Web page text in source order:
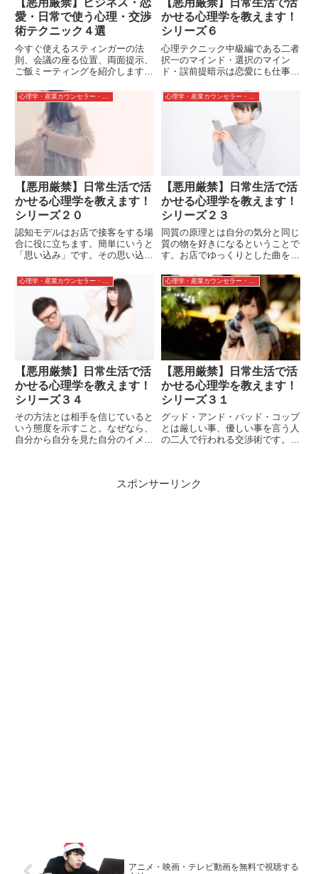
【悪用厳禁】ビジネス・恋
愛・日常で使う心理・交渉
術テクニック４選
今すぐ使えるスティンガーの法
則、会議の座る位置、両面提示、
ご飯ミーティングを紹介します。
ってきます。メリットとデメリッ
トの両方を話した方が相手は信頼
してくれる？ご飯を食べながらの
交渉は上手くいく？
【悪用厳禁】日常生活で活
かせる心理学を教えます！
シリーズ６
心理テクニック中級編である二者
択一のマインド・選択のマイン
ド・誤前提暗示は恋愛にも仕事で
より自分の選んで欲しい事がより
選んで貰える!?めっちゃ簡単なの
にこんなにも効果があるって知っ
て欲しいです！
心理学・産業カウンセラー・カウンセリング
【悪用厳禁】日常生活で活
かせる心理学を教えます！
シリーズ２０
認知モデルはお店で接客をする場
合に役に立ちます。簡単にいうと
「思い込み」です。その思い込み
ことで相手の心は揺らぎ自分の言
葉を受け入れて貰い易くなりま
す。ビジネス、恋愛、日常どこで
も使えるテクニックです。
心理学・産業カウンセラー・カウンセリング
【悪用厳禁】日常生活で活
かせる心理学を教えます！
シリーズ２３
同質の原理とは自分の気分と同じ
質の物を好きになるということで
す。お店でゆっくりとした曲を聴
プテンポの曲だと購買意欲が
40％もあがる？心理学ではこの
ように音楽に関係したものもある
んですね。
【悪用厳禁】日常生活で活
かせる心理学を教えます！
シリーズ３４
その方法とは相手を信じていると
いう態度を示すこと。なぜなら、
自分から自分を見た自分のイメー
なんで守らなかったの？と聞く。
【悪用厳禁】日常生活で活
かせる心理学を教えます！
シリーズ３１
グッド・アンド・バッド・コップ
とは厳しい事、優しい事を言う人
の二人で行われる交渉術です。こ
の対処法をお教えてします。買い
スポンサーリンク
アニメ・映画・テレビ動画を無料で視聴する